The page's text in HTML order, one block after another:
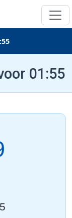
01:55